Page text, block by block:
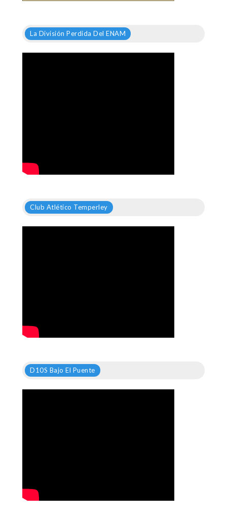
La División Perdida Del ENAM
Club Atlético Temperley
D10S Bajo El Puente